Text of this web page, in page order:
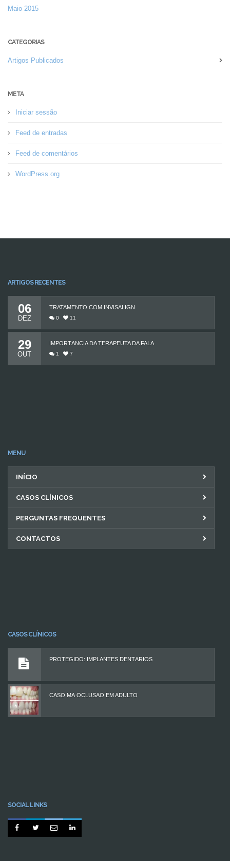
Maio 2015
CATEGORIAS
Artigos Publicados
META
Iniciar sessão
Feed de entradas
Feed de comentários
WordPress.org
ARTIGOS RECENTES
06
DEZ
TRATAMENTO COM INVISALIGN
0 11
29
OUT
IMPORTÂNCIA DA TERAPEUTA DA FALA
1 7
MENU
INÍCIO
CASOS CLÍNICOS
PERGUNTAS FREQUENTES
CONTACTOS
CASOS CLÍNICOS
PROTEGIDO: IMPLANTES DENTÁRIOS
CASO MÁ OCLUSÃO EM ADULTO
SOCIAL LINKS
   